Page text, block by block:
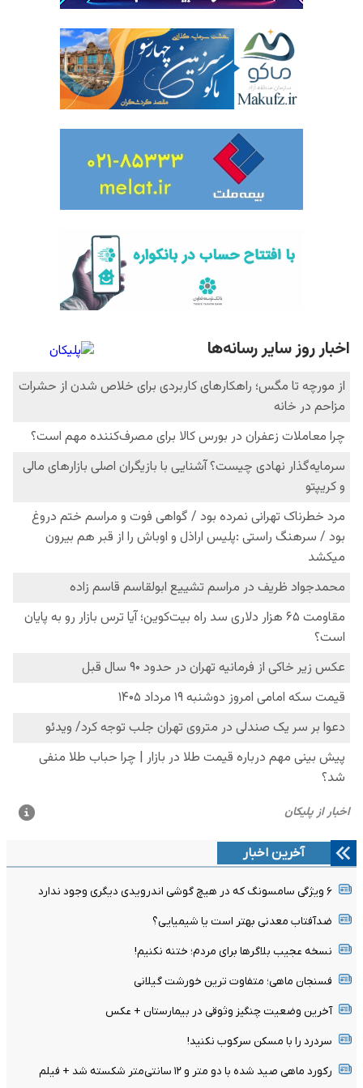
آخرین اخبار
۶ ویژگی سامسونگ که در هیچ گوشی اندرویدی دیگری وجود ندارد
ضدآفتاب معدنی بهتر است یا شیمیایی؟
نسخه عجیب بلاگرها برای مردم؛ ختنه نکنیم!
فسنجان ماهی؛ متفاوت ترین خورشت گیلانی
آخرین وضعیت چنگیز وثوقی در بیمارستان + عکس
سردرد را با مسکن سرکوب نکنید!
رکورد ماهی صید شده با دو متر و ۱۲ سانتی‌متر شکسته شد + فیلم